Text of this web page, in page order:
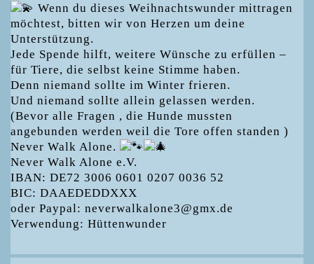
Wenn du dieses Weihnachtswunder mittragen
möchtest, bitten wir von Herzen um deine
Unterstützung.
Jede Spende hilft, weitere Wünsche zu erfüllen –
für Tiere, die selbst keine Stimme haben.
Denn niemand sollte im Winter frieren.
Und niemand sollte allein gelassen werden.
(Bevor alle Fragen , die Hunde mussten
angebunden werden weil die Tore offen standen )
Never Walk Alone.
Never Walk Alone e.V.
IBAN: DE72 3006 0601 0207 0036 52
BIC: DAAEDEDDXXX
oder Paypal: neverwalkalone3@gmx.de
Verwendung: Hüttenwunder